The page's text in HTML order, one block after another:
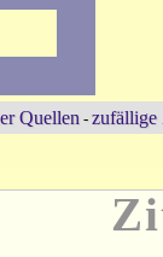
Quellen - zufällige